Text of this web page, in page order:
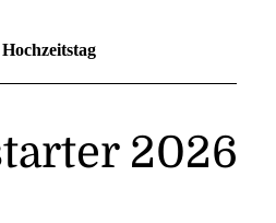
Hochzeitstag
2026